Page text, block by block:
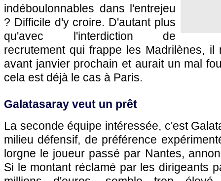
indéboulonnables dans l'entrejeu
? Difficile d'y croire. D'autant plus
qu'avec l'interdiction de
recrutement qui frappe les Madrilènes, il
avant janvier prochain et aurait un mal
cela est déjà le cas à Paris.
Galatasaray veut un prêt
La seconde équipe intéressée, c'est
milieu défensif, de préférence
lorgne le joueur passé par Nantes,
Si le montant réclamé par les dirigeants